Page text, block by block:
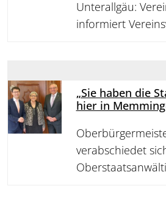
Unterallgäu:
informiert
„Sie haben die
hier in
verabschiedet